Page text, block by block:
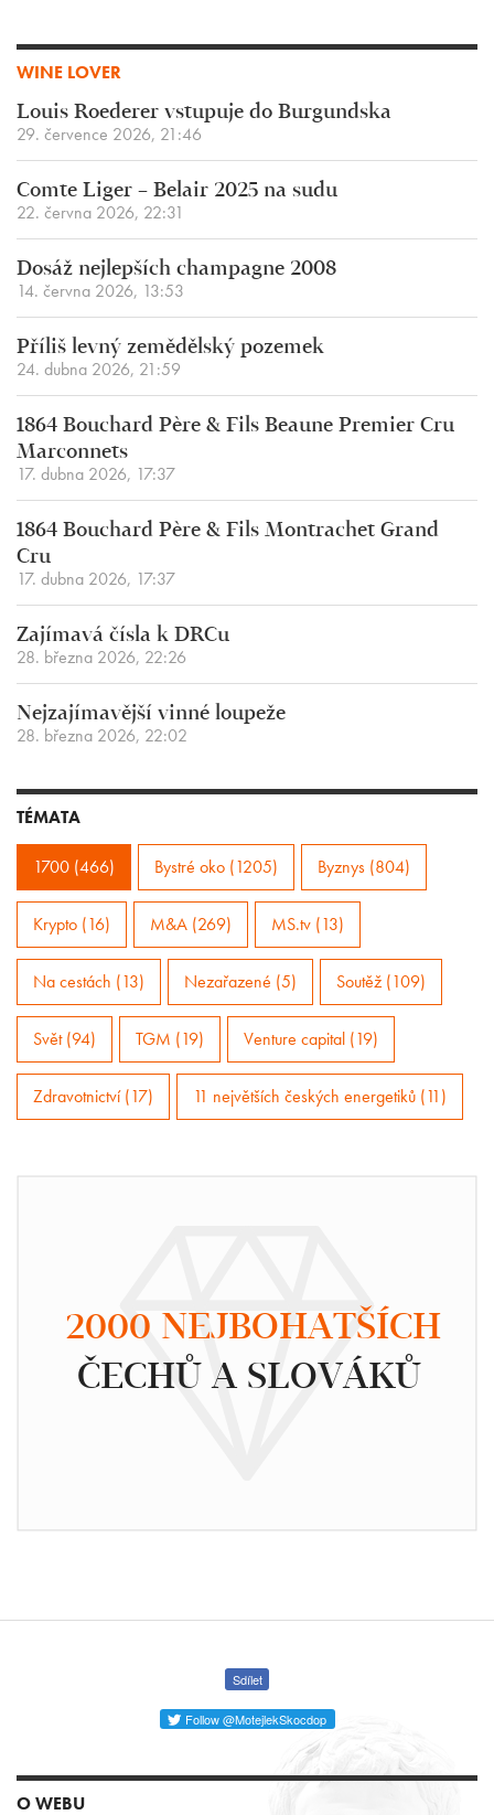
WINE LOVER
Louis Roederer vstupuje do Burgundska
29. července 2026, 21:46
Comte Liger – Belair 2025 na sudu
22. června 2026, 22:31
Dosáž nejlepších champagne 2008
14. června 2026, 13:53
Příliš levný zemědělský pozemek
24. dubna 2026, 21:59
1864 Bouchard Père & Fils Beaune Premier Cru
Marconnets
17. dubna 2026, 17:37
1864 Bouchard Père & Fils Montrachet Grand
Cru
17. dubna 2026, 17:37
Zajímavá čísla k DRCu
28. března 2026, 22:26
Nejzajímavější vinné loupeže
28. března 2026, 22:02
TÉMATA
1700 (466) Bystré oko (1205) Byznys (804)
Krypto (16) M&A (269) MS.tv (13)
Na cestách (13) Nezařazené (5) Soutěž (109)
Svět (94) TGM (19) Venture capital (19)
Zdravotnictví (17) 11 největších českých energetiků (11)
2000 NEJBOHATŠÍCH
ČECHŮ A SLOVÁKŮ
Sdílet
Follow @MotejlekSkocdop
O WEBU